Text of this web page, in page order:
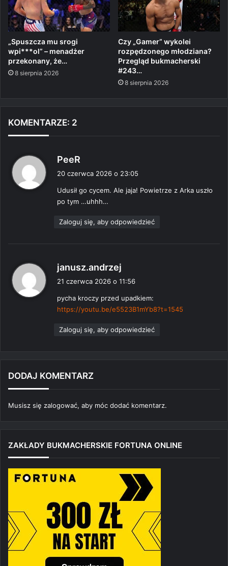
„Spuszcza mu srogi
wpi***ol” – menadżer
przekonany, że…
8 sierpnia 2026
Czy „Gamer” wykolei
rozpędzonego młodziana?
Przegląd bukmacherski
#243…
8 sierpnia 2026
KOMENTARZE: 2
PeeR
z
e
20 czerwca 2026 o 23:05
Udusił go cycem. Ale jaja! Powietrze z Arka uszło
po tym …uhhh…
Zaloguj się, aby odpowiedzieć
janusz.andrzej
z
e
21 czerwca 2026 o 11:56
pycha kroczy przed upadkiem:
https://youtu.be/e5523B1mYb8?t=1545
Zaloguj się, aby odpowiedzieć
DODAJ KOMENTARZ
Musisz się zalogować, aby móc dodać komentarz.
ZAKŁADY BUKMACHERSKIE FORTUNA ONLINE